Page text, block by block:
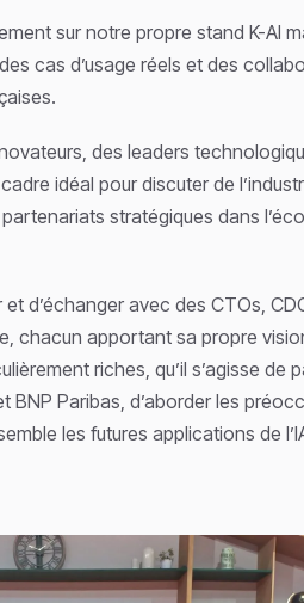
sur notre propre stand K-AI
cas d’usage réels et des
des leaders
idéal pour discuter de
stratégiques dans
d’échanger avec des CTOs,
chacun apportant sa propre
riches, qu’il s’agisse de
BNP Paribas, d’aborder les
les futures applications de